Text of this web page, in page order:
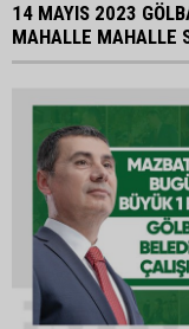
14 MAYIS 2023
MAHALLE MAHALLE